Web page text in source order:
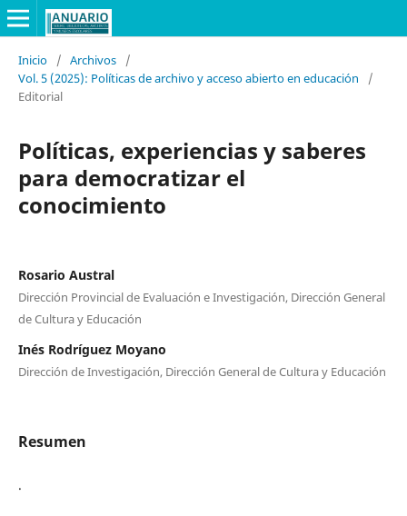
Inicio / Archivos
/
Vol. 5 (2025): Políticas de archivo y acceso abierto en educación
/
Editorial
Políticas, experiencias y saberes
para democratizar el
conocimiento
Rosario Austral
Dirección Provincial de Evaluación e Investigación, Dirección General
de Cultura y Educación
Inés Rodríguez Moyano
Dirección de Investigación, Dirección General de Cultura y Educación
Resumen
.